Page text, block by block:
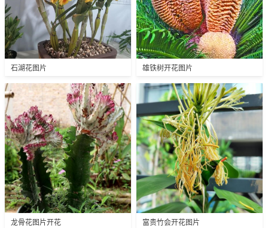
石湖花图片 雄铁树开花图片
龙骨花图片开花 富贵竹会开花图片